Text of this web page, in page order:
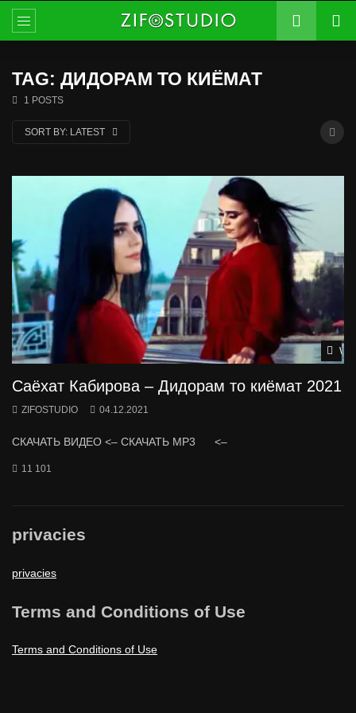
TAG: ДИДОРАМ ТО КИЁМАТ
1 POSTS
SORT BY: LATEST
Саёхат Кабирова – Дидорам то киёмат 2021
ZIFOSTUDIO 04.12.2021
СКАЧАТЬ ВИДЕО <– СКАЧАТЬ MP3 <–
11 101
privacies
privacies
Terms and Conditions of Use
Terms and Conditions of Use